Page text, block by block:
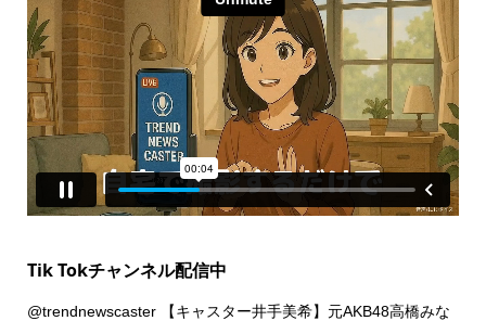
Tik Tokチャンネル配信中
@trendnewscaster【キャスター井手美希】元AKB48高橋みな